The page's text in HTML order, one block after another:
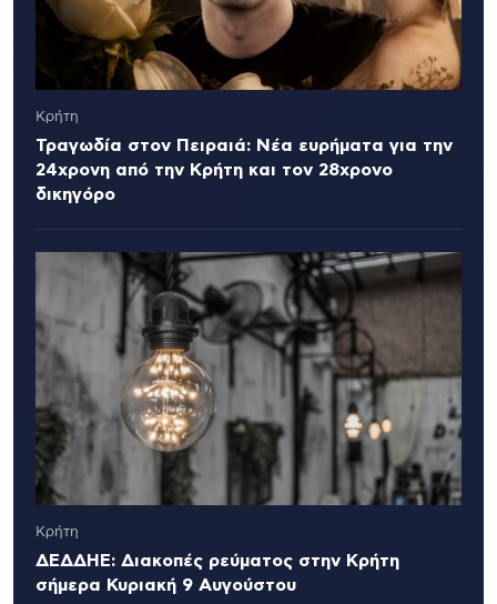
Κρήτη
Τραγωδία στον Πειραιά: Νέα ευρήματα για την
24χρονη από την Κρήτη και τον 28χρονο
δικηγόρο
Κρήτη
ΔΕΔΔΗΕ: Διακοπές ρεύματος στην Κρήτη
σήμερα Κυριακή 9 Αυγούστου